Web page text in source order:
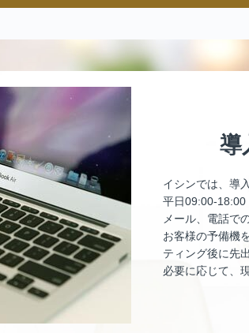
導
イシンでは、導
平日09:00-18:00
メール、電話で
お客様の予備機
ティング後に先
必要に応じて、